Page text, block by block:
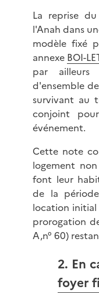
La reprise
l'Anah dans
modèle fixé
annexe BOI-
par
d'ensemble
survivant au
conjoint
événement.
Cette note
logement
font leur
de la
location initial
prorogation
A,n° 60)
2. En
foyer